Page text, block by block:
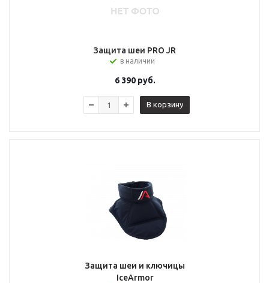
Защита шеи PRO JR
в наличии
6 390руб.
В корзину
Защита шеи и ключицы
IceArmor